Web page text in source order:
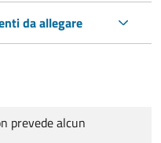
da allegare
prevede alcun